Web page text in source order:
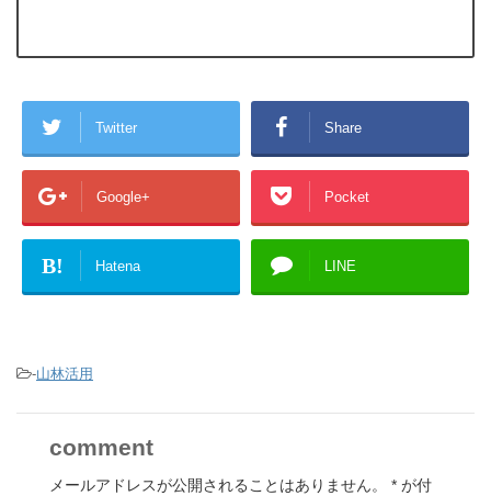
Twitter Share
Google+ Pocket
B! Hatena LINE
-山林活用
comment
メールアドレスが公開されることはありません。 * が付